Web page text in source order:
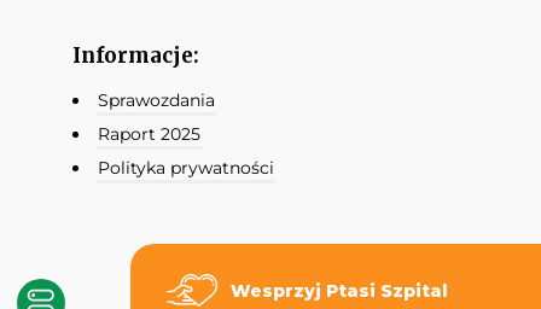
Informacje:
Sprawozdania
Raport 2025
Polityka prywatności
Wesprzyj Ptasi Szpital